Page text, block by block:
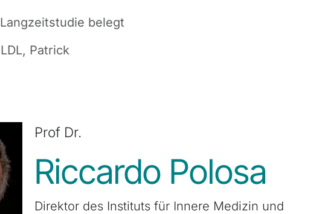
Langzeitstudie belegt
LDL, Patrick
Prof Dr.
Riccardo Polosa
Direktor des Instituts für Innere Medizin und